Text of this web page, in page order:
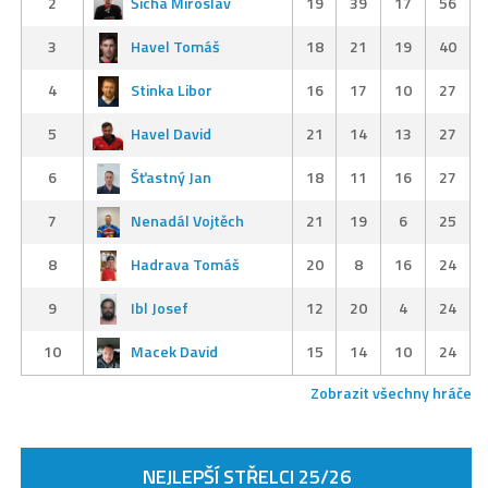
3
Havel Tomáš 18 21 19
40
4
Stinka Libor 16 17 10
27
5
Havel David 21 14 13
27
6
Šťastný Jan 18 11 16
27
7
Nenadál Vojtěch 21 19 6
25
8
Hadrava Tomáš 20 8 16
24
9
Ibl Josef 12 20 4
24
10
Macek David 15 14 10
24
Zobrazit všechny hráče
NEJLEPŠÍ STŘELCI 25/26